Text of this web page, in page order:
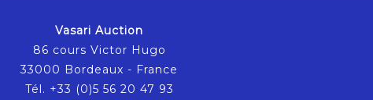
Vasari Auction
86 cours Victor Hugo
33000 Bordeaux - France
Tél. +33 (0)5 56 20 47 93